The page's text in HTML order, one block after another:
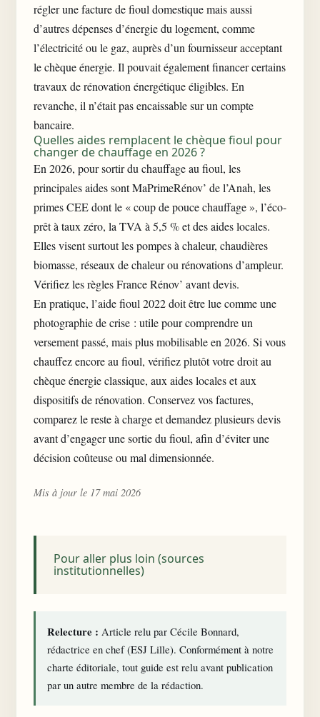
régler une facture de fioul domestique mais aussi
d’autres dépenses d’énergie du logement, comme
l’électricité ou le gaz, auprès d’un fournisseur acceptant
le chèque énergie. Il pouvait également financer certains
travaux de rénovation énergétique éligibles. En
revanche, il n’était pas encaissable sur un compte
bancaire.
Quelles aides remplacent le chèque fioul pour
changer de chauffage en 2026 ?
En 2026, pour sortir du chauffage au fioul, les
principales aides sont MaPrimeRénov’ de l’Anah, les
primes CEE dont le « coup de pouce chauffage », l’éco-
prêt à taux zéro, la TVA à 5,5 % et des aides locales.
Elles visent surtout les pompes à chaleur, chaudières
biomasse, réseaux de chaleur ou rénovations d’ampleur.
Vérifiez les règles France Rénov’ avant devis.
En pratique, l’aide fioul 2022 doit être lue comme une
photographie de crise : utile pour comprendre un
versement passé, mais plus mobilisable en 2026. Si vous
chauffez encore au fioul, vérifiez plutôtvotre droit au
chèque énergie classique, aux aides locales et aux
dispositifs de rénovation. Conservez vos factures,
comparez le reste à charge et demandez plusieurs devis
avant d’engager une sortie du fioul, afin d’éviter une
décision coûteuse ou mal dimensionnée.
Mis à jour le 17 mai 2026
Pour aller plus loin (sources
institutionnelles)
Relecture : Article relu par Cécile Bonnard,
rédactrice en chef (ESJ Lille). Conformément à notre
charte éditoriale, tout guide est relu avant publication
par un autre membre de la rédaction.